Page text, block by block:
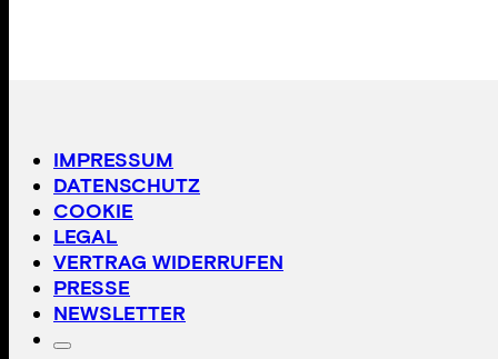
IMPRESSUM
DATENSCHUTZ
COOKIE
LEGAL
VERTRAG WIDERRUFEN
PRESSE
NEWSLETTER